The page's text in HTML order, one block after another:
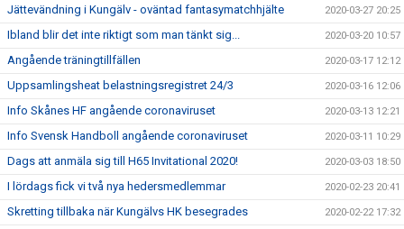
Jättevändning i Kungälv - oväntad fantasymatchhjälte 2020-03-27 20:25
Ibland blir det inte riktigt som man tänkt sig... 2020-03-20 10:57
Angående träningtillfällen 2020-03-17 12:12
Uppsamlingsheat belastningsregistret 24/3 2020-03-16 12:06
Info Skånes HF angående coronaviruset 2020-03-13 12:21
Info Svensk Handboll angående coronaviruset 2020-03-11 10:29
Dags att anmäla sig till H65 Invitational 2020! 2020-03-03 18:50
I lördags fick vi två nya hedersmedlemmar 2020-02-23 20:41
Skretting tillbaka när Kungälvs HK besegrades 2020-02-22 17:32